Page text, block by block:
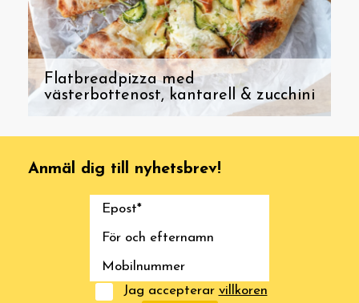
Flatbreadpizza med
västerbottenost, kantarell & zucchini
Anmäl dig till nyhetsbrev!
Jag accepterar villkoren